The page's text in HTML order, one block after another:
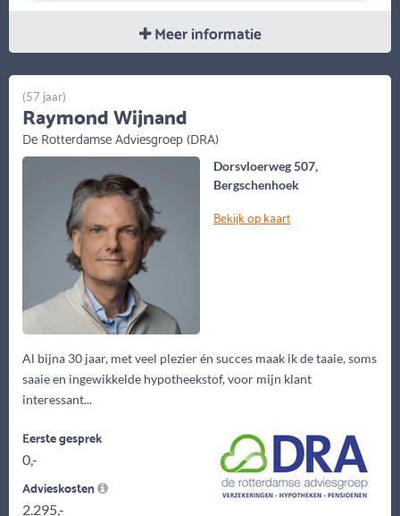
Meer informatie
Dorsvloerweg 507,
Bergschenhoek
Bekijk op kaart
Al bijna 30 jaar, met veel plezier én succes maak ik de taaie, soms
saaie en ingewikkelde hypotheekstof, voor mijn klant
interessant...
(57 jaar)
Raymond Wijnand
De Rotterdamse Adviesgroep (DRA)
Eerste gesprek
0,-
Advieskosten
2.295,-